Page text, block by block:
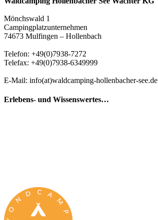
Mönchswald 1
Campingplatzunternehmen
74673 Mulfingen – Hollenbach
Telefon: +49(0)7938-7272
Telefax: +49(0)7938-6349999
E-Mail: info(at)waldcamping-hollenbacher-see.de
Erlebens- und Wissenswertes…